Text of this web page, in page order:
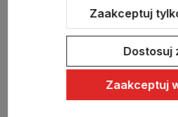
Sklep internetowy Shoper Premium
Zaakceptuj
Dostosuj
Zaakceptuj